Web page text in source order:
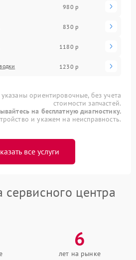
980 р
830 р
1180 р
1230 р
ориентировочные, без учета
стоимости запчастей.
на бесплатную диагностику.
и укажем на неисправность.
все услуги
центра
6
лет на рынке